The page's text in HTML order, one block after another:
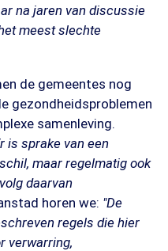
na jaren van discussie
meest slechte
de gemeentes nog
gezondheidsproblemen
samenleving.
is sprake van een
maar regelmatig ook
daarvan
horen we: "De
regels die hier
verwarring,